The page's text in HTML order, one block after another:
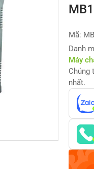
Mã:
Danh
Máy
Chúng
nhất.